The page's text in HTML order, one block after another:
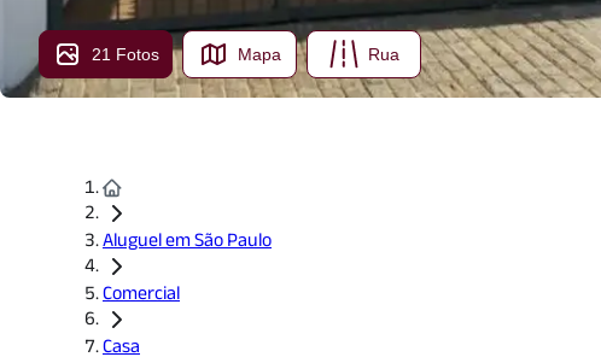
21 Fotos Mapa Rua
Aluguel em São Paulo
Comercial
Casa